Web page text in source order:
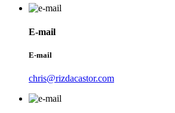
E-mail
E-mail
chris@rizdacastor.com